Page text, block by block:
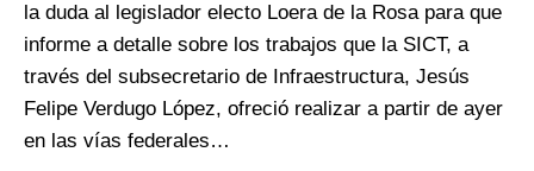
la duda al legislador electo Loera de la Rosa para que
informe a detalle sobre los trabajos que la SICT, a
través del subsecretario de Infraestructura, Jesús
Felipe Verdugo López, ofreció realizar a partir de ayer
en las vías federales…